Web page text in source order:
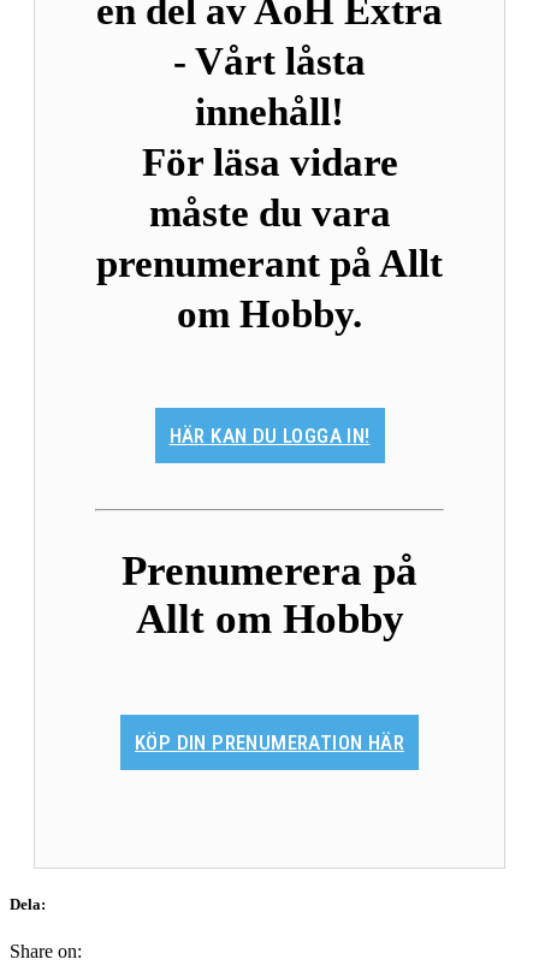
en del av AoH Extra
- Vårt låsta
innehåll!
För läsa vidare
måste du vara
prenumerant på Allt
om Hobby.
HÄR KAN DU LOGGA IN!
Prenumerera på
Allt om Hobby
KÖP DIN PRENUMERATION HÄR
Dela:
Share on: